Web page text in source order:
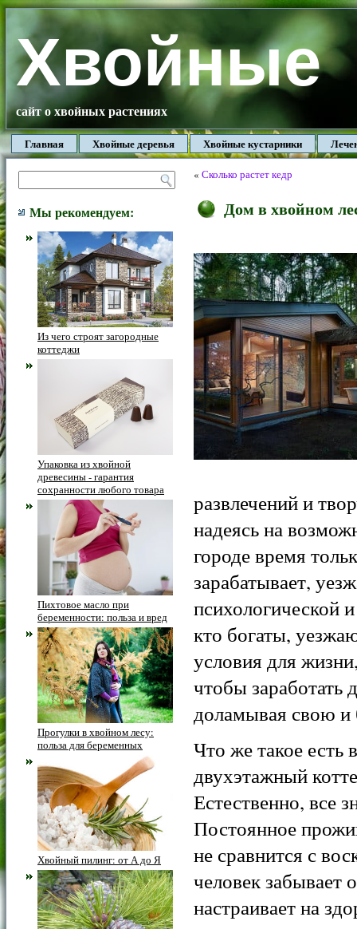
Хвойные
сайт о хвойных растениях
Главная Хвойные деревья Хвойные кустарники
Мы рекомендуем:
Из чего строят загородные
коттеджи
Упаковка из хвойной
древесины - гарантия
сохранности любого товара
Пихтовое масло при
беременности: польза и вред
Прогулки в хвойном лесу:
польза для беременных
Хвойный пилинг: от А до Я
« Сколько растет кедр
Дом в хвойном
развлечений и
надеясь на
городе время
зарабатывает,
психологической
кто богаты,
условия для
чтобы заработать
доламывая свою и
Что же такое есть
двухэтажный
Естественно, все
Постоянное
не сравнится с
человек забывает
настраивает на